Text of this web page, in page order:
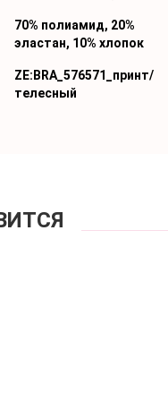
70% полиамид, 20%
эластан, 10% хлопок
ZE:BRA_576571_принт/
телесный